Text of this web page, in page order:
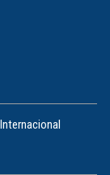
Internacional